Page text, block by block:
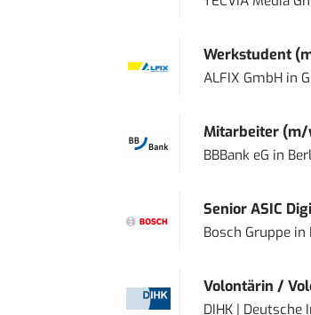
Werkstudent
ALFIX GmbHin
Mitarbeiter (m/
BBBank eG in
Senior ASIC
Bosch Gruppein
Volontärin /
DIHK |